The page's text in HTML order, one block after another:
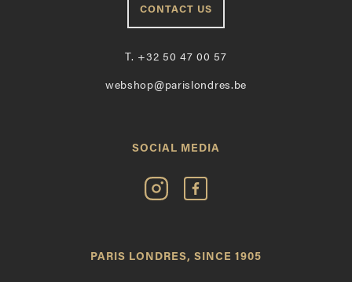
CONTACT US
T. +32 50 47 00 57
webshop@parislondres.be
SOCIAL MEDIA
Volg
Paris
Instagram
Vind
op
PARIS LONDRES, SINCE 1905